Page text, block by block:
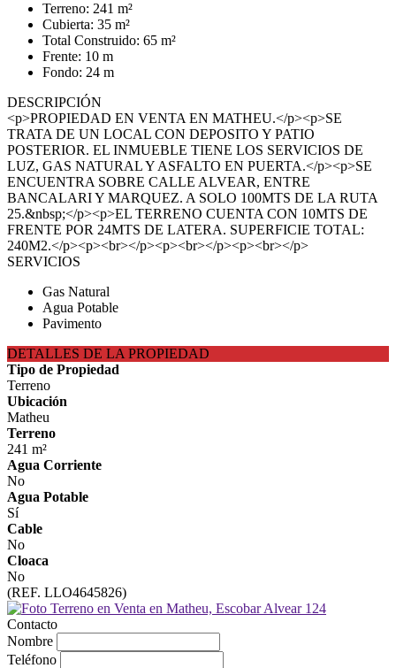
Terreno: 241 m²
Cubierta: 35 m²
Total Construido: 65 m²
Frente: 10 m
Fondo: 24 m
DESCRIPCIÓN
<p>PROPIEDAD EN VENTA EN MATHEU.</p><p>SE
TRATA DE UN LOCAL CON DEPOSITO Y PATIO
POSTERIOR. EL INMUEBLE TIENE LOS SERVICIOS DE
LUZ, GAS NATURAL Y ASFALTO EN PUERTA.</p><p>SE
ENCUENTRA SOBRE CALLE ALVEAR, ENTRE
BANCALARI Y MARQUEZ. A SOLO 100MTS DE LA RUTA
25.&nbsp;</p><p>EL TERRENO CUENTA CON 10MTS DE
FRENTE POR 24MTS DE LATERA. SUPERFICIE TOTAL:
240M2.</p><p><br></p><p><br></p><p><br></p>
SERVICIOS
Gas Natural
Agua Potable
Pavimento
DETALLES DE LA PROPIEDAD
Tipo de Propiedad
Terreno
Ubicación
Matheu
Terreno
241 m²
Agua Corriente
No
Agua Potable
Sí
Cable
No
Cloaca
No
(REF. LLO4645826)
Contacto
Nombre
Teléfono